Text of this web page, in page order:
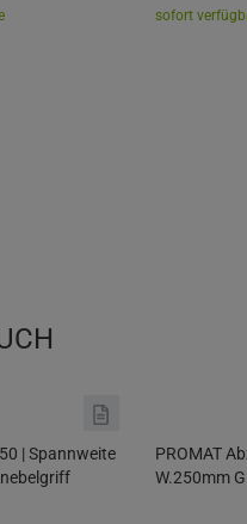
sofort
| Spannweite
PROMAT
W.250mm